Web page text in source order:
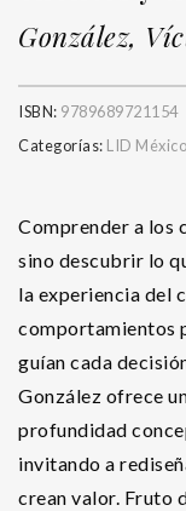
González,
ISBN: 9789689721154
Categorías: LID México
Comprender a los
sino descubrir lo
la experiencia del
comportamientos
guían cada
González ofrece
profundidad
invitando a
crean valor. Fruto